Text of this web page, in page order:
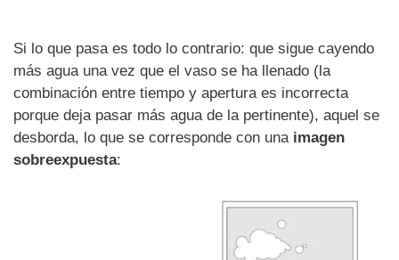
Si lo que pasa es todo lo contrario: que sigue cayendo
más agua una vez que el vaso se ha llenado (la
combinación entre tiempo y apertura es incorrecta
porque deja pasar más agua de la pertinente), aquel se
desborda, lo que se corresponde con una imagen
sobreexpuesta: